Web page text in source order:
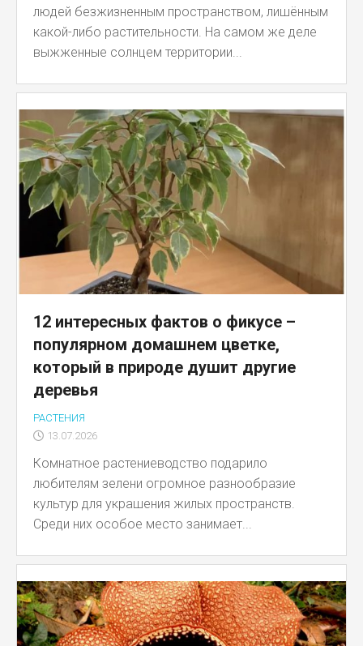
людей безжизненным пространством, лишённым
какой-либо растительности. На самом же деле
выжженные солнцем территории...
12 интересных фактов о фикусе –
популярном домашнем цветке,
который в природе душит другие
деревья
РАСТЕНИЯ
13.07.2026
Комнатное растениеводство подарило
любителям зелени огромное разнообразие
культур для украшения жилых пространств.
Среди них особое место занимает...